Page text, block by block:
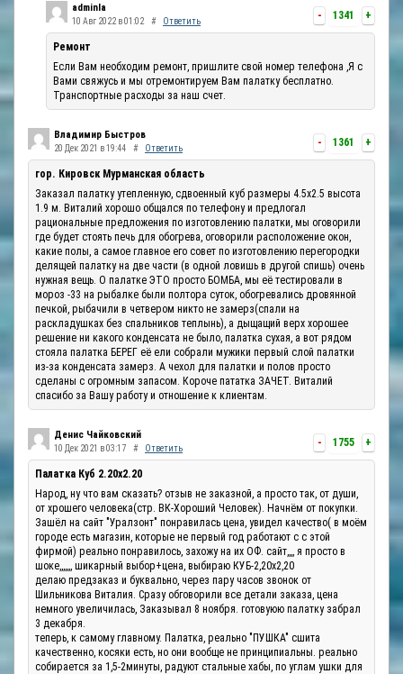
- 1341 +
adminla
10 Авг 2022 в 01:02 # Ответить
Ремонт
Если Вам необходим ремонт, пришлите свой номер телефона ,Я с
Вами свяжусь и мы отремонтируем Вам палатку бесплатно.
Транспортные расходы за наш счет.
- 1361 +
Владимир Быстров
20 Дек 2021 в 19:44 # Ответить
гор. Кировск Мурманская область
Заказал палатку утепленную, сдвоенный куб размеры 4.5х2.5 высота
1.9 м. Виталий хорошо общался по телефону и предлогал
рациональные предложения по изготовлению палатки, мы оговорили
где будет стоять печь для обогрева, оговорили расположение окон,
какие полы, а самое главное его совет по изготовлению перегородки
делящей палатку на две части (в одной ловишь в другой спишь) очень
нужная вещь. О палатке ЭТО просто БОМБА, мы её тестировали в
мороз -33 на рыбалке были полтора суток, обогревались дровянной
печкой, рыбачили в четвером никто не замерз(спали на
раскладушках без спальников теплынь), а дыщащий верх хорошее
решение ни какого конденсата не было, палатка сухая, а вот рядом
стояла палатка БЕРЕГ её ели собрали мужики первый слой палатки
из-за конденсата замерз. А чехол для палатки и полов просто
сделаны с огромным запасом. Короче пататка ЗАЧЕТ. Виталий
спасибо за Вашу работу и отношение к клиентам.
- 1755 +
Денис Чайковский
10 Дек 2021 в 03:17 # Ответить
Палатка Куб 2.20x2.20
Народ, ну что вам сказать? отзыв не заказной, а просто так, от души,
от хрошего человека(стр. ВК-Хороший Человек). Начнём от покупки.
Зашёл на сайт "Уралзонт" понравилась цена, увидел качество( в моём
городе есть магазин, которые не первый год работают с с этой
фирмой) реально понравилось, захожу на их ОФ. сайт,,,, я просто в
шоке,,,,,,, шикарный выбор+цена, выбираю КУБ-2,20х2,20
делаю предзаказ и буквально, через пару часов звонок от
Шильникова Виталия. Сразу обговорили все детали заказа, цена
немного увеличилась, Заказывал 8 ноября. готовуюю палатку забрал
3 декабря.
теперь, к самому главному. Палатка, реально "ПУШКА" сшита
качественно, косяки есть, но они вообще не принципиальны. реально
собирается за 1,5-2минуты, радуют стальные хабы, по углам ушки для